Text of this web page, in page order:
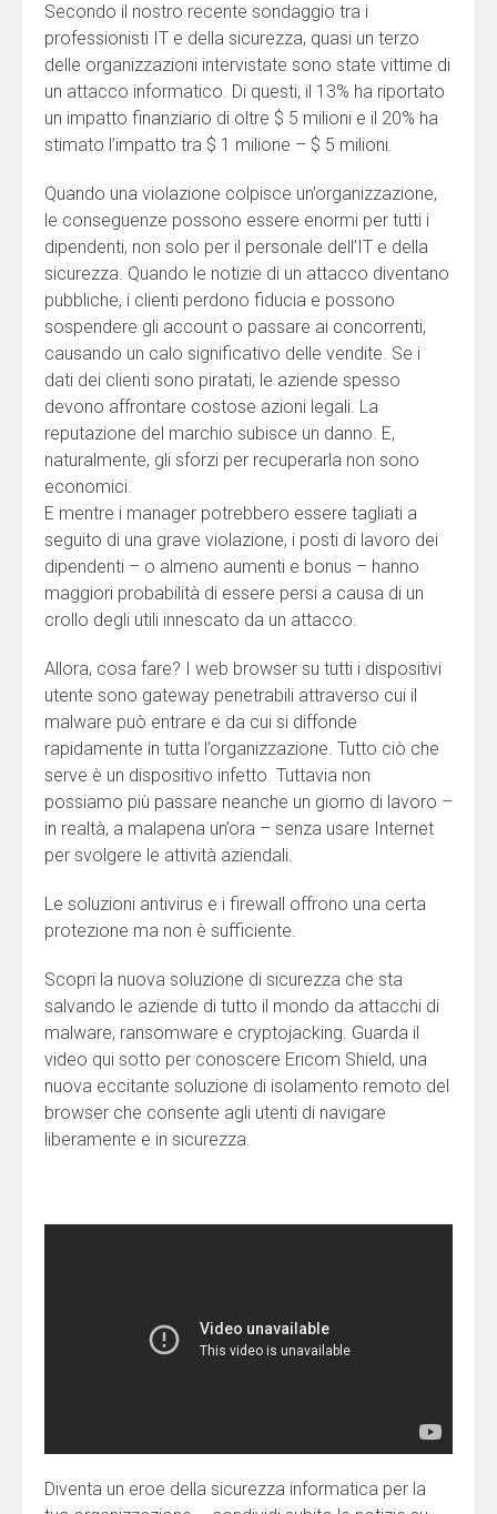
Secondo il nostro recente sondaggio tra i
professionisti IT e della sicurezza, quasi un terzo
delle organizzazioni intervistate sono state vittime di
un attacco informatico. Di questi, il 13% ha riportato
un impatto finanziario di oltre $ 5 milioni e il 20% ha
stimato l’impatto tra $ 1 milione – $ 5 milioni.
Quando una violazione colpisce un’organizzazione,
le conseguenze possono essere enormi per tutti i
dipendenti, non solo per il personale dell’IT e della
sicurezza. Quando le notizie di un attacco diventano
pubbliche, i clienti perdono fiducia e possono
sospendere gli account o passare ai concorrenti,
causando un calo significativo delle vendite. Se i
dati dei clienti sono piratati, le aziende spesso
devono affrontare costose azioni legali. La
reputazione del marchio subisce un danno. E,
naturalmente, gli sforzi per recuperarla non sono
economici.
E mentre i manager potrebbero essere tagliati a
seguito di una grave violazione, i posti di lavoro dei
dipendenti – o almeno aumenti e bonus – hanno
maggiori probabilità di essere persi a causa di un
crollo degli utili innescato da un attacco.
Allora, cosa fare? I web browser su tutti i dispositivi
utente sono gateway penetrabili attraverso cui il
malware può entrare e da cui si diffonde
rapidamente in tutta l’organizzazione. Tutto ciò che
serve è un dispositivo infetto. Tuttavia non
possiamo più passare neanche un giorno di lavoro –
in realtà, a malapena un’ora – senza usare Internet
per svolgere le attività aziendali.
Le soluzioni antivirus e i firewall offrono una certa
protezione ma non è sufficiente.
Scopri la nuova soluzione di sicurezza che sta
salvando le aziende di tutto il mondo da attacchi di
malware, ransomware e cryptojacking. Guarda il
video qui sotto per conoscere Ericom Shield, una
nuova eccitante soluzione di isolamento remoto del
browser che consente agli utenti di navigare
liberamente e in sicurezza.
Diventa un eroe della sicurezza informatica per la